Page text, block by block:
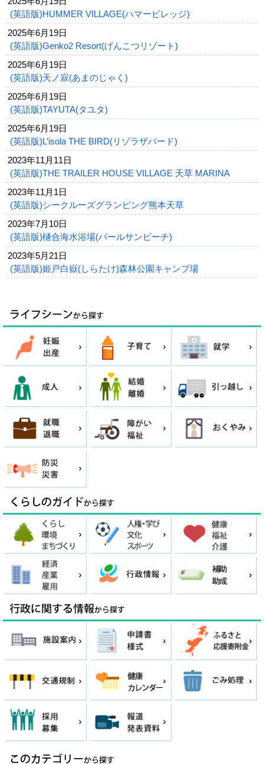
(英語版)HUMMER VILLAGE(ハマービレッジ)
2025年6月19日
(英語版)Genko2 Resort(げんこつリゾート)
2025年6月19日
(英語版)天ノ寂(あまのじゃく)
2025年6月19日
(英語版)TAYUTA(タユタ)
2025年6月19日
(英語版)L’isola THE BIRD(リゾラザバード)
2023年11月11日
(英語版)THE TRAILER HOUSE VILLAGE 天草 MARINA
2023年11月1日
(英語版)シークルーズグランピング熊本天草
2023年7月10日
(英語版)樋合海水浴場(パールサンビーチ)
2023年5月21日
(英語版)姫戸白嶽(しらたけ)森林公園キャンプ場